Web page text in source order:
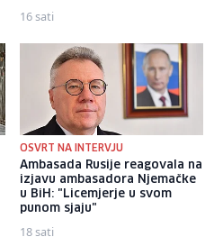
16 sati
OSVRT NA INTERVJU
Ambasada Rusije reagovala na
izjavu ambasadora Njemačke
u BiH: "Licemjerje u svom
punom sjaju"
18 sati